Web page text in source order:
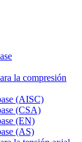
la compresión
(AISC)
(CSA)
(EN)
(AS)